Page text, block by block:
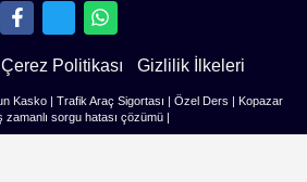
Çerez Politikası Gizlilik İlkeleri
Kasko| Trafik Araç Sigortası Özel Ders
Kopazar
zamanlı sorgu hatası çözümü|